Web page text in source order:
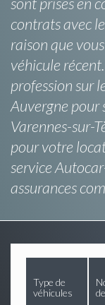
contrats avec
raison que
véhicule
profession sur
Auvergne pour
Varennes-sur-
pour votre
service
assurances
Type de
véhicules